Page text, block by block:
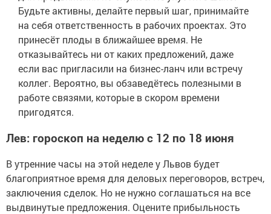
Будьте активны, делайте первый шаг, принимайте
на себя ответственность в рабочих проектах. Это
принесёт плоды в ближайшее время. Не
отказывайтесь ни от каких предложений, даже
если вас пригласили на бизнес-ланч или встречу
коллег. Вероятно, вы обзаведётесь полезными в
работе связями, которые в скором времени
пригодятся.
Лев: гороскоп на неделю с 12 по 18 июня
В утренние часы на этой неделе у Львов будет
благоприятное время для деловых переговоров, встреч,
заключения сделок. Но не нужно соглашаться на все
выдвинутые предложения. Оцените прибыльность